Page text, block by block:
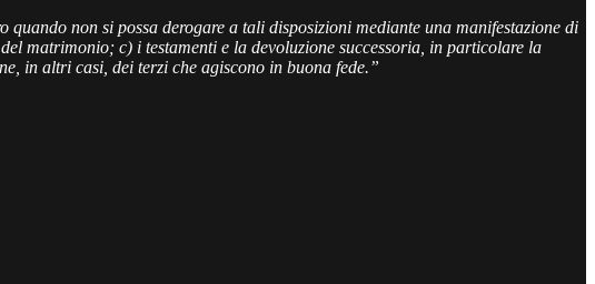
non si possa derogare a tali disposizioni mediante una manifestazione di
matrimonio; c) i testamenti e la devoluzione successoria, in particolare la
in altri casi, dei terzi che agiscono in buona fede.”